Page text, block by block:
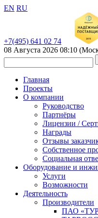
EN RU
+7(495) 641 02 74
08 Августа 2026 08:10
Главная
Проекты
О компании
Руководство
Партнёры
Лицензии /
Награды
Отзывы
Собственное
Социальная
Оборудование и
Услуги
Возможности
Деятельность
Производители
ПАО